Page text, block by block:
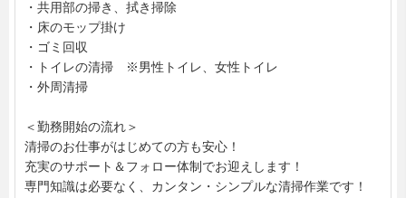
・共用部の掃き、拭き掃除
・床のモップ掛け
・ゴミ回収
・トイレの清掃 ※男性トイレ、女性トイレ
・外周清掃
＜勤務開始の流れ＞
清掃のお仕事がはじめての方も安心！
充実のサポート＆フォロー体制でお迎えします！
専門知識は必要なく、カンタン・シンプルな清掃作業です！